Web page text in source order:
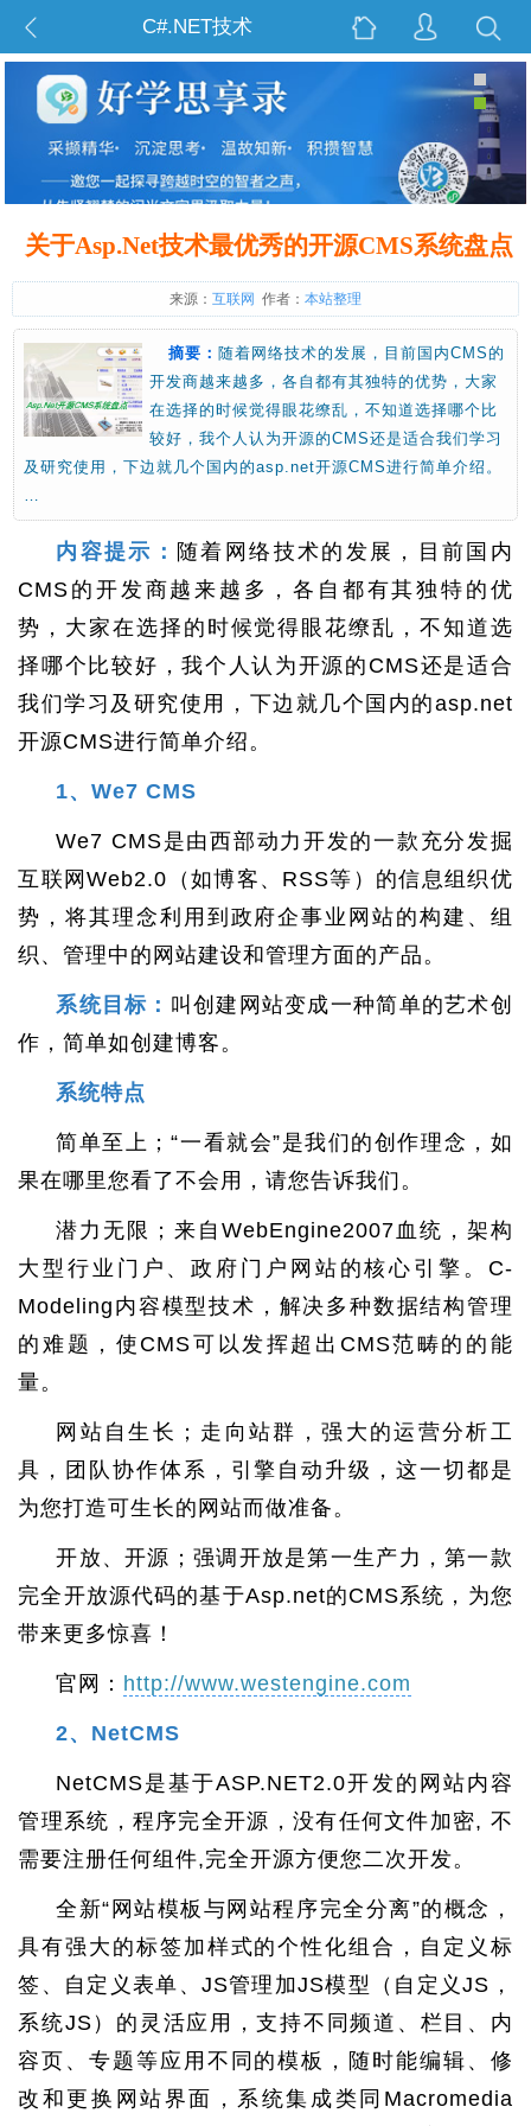
C#.NET技术
关于Asp.Net技术最优秀的开源CMS系统盘点
来源： 互联网 作者： 本站整理
摘要： 随着网络技术的发展，目前国内CMS的
开发商越来越多，各自都有其独特的优势，大家
在选择的时候觉得眼花缭乱，不知道选择哪个比
较好，我个人认为开源的CMS还是适合我们学习
及研究使用，下边就几个国内的asp.net开源CMS进行简单介绍。
…
内容提示： 随着网络技术的发展，目前国内
CMS的开发商越来越多，各自都有其独特的优
势，大家在选择的时候觉得眼花缭乱，不知道选
择哪个比较好，我个人认为开源的CMS还是适合
我们学习及研究使用，下边就几个国内的asp.net
开源CMS进行简单介绍。
1、We7 CMS
We7 CMS是由西部动力开发的一款充分发掘
互联网Web2.0（如博客、RSS等）的信息组织优
势，将其理念利用到政府企事业网站的构建、组
织、管理中的网站建设和管理方面的产品。
系统目标： 叫创建网站变成一种简单的艺术创
作，简单如创建博客。
系统特点
简单至上；“一看就会”是我们的创作理念，如
果在哪里您看了不会用，请您告诉我们。
潜力无限；来自WebEngine2007血统，架构
大型行业门户、政府门户网站的核心引擎。C-
Modeling内容模型技术，解决多种数据结构管理
的难题，使CMS可以发挥超出CMS范畴的的能
量。
网站自生长；走向站群，强大的运营分析工
具，团队协作体系，引擎自动升级，这一切都是
为您打造可生长的网站而做准备。
开放、开源；强调开放是第一生产力，第一款
完全开放源代码的基于Asp.net的CMS系统，为您
带来更多惊喜！
官网： http://www.westengine.com
2、NetCMS
NetCMS是基于ASP.NET2.0开发的网站内容
管理系统，程序完全开源，没有任何文件加密, 不
需要注册任何组件,完全开源方便您二次开发。
全新“网站模板与网站程序完全分离”的概念，
具有强大的标签加样式的个性化组合，自定义标
签、自定义表单、JS管理加JS模型（自定义JS，
系统JS）的灵活应用，支持不同频道、栏目、内
容页、专题等应用不同的模板，随时能编辑、修
改和更换网站界面，系统集成类同Macromedia